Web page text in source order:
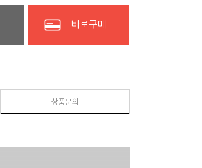
바로구매
상품문의